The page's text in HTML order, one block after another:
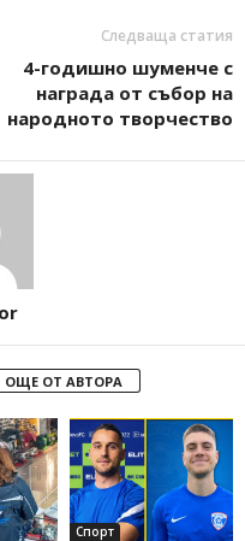
Следваща статия
4-годишно шуменче с
награда от събор на
народното творчество
ОЩЕ ОТ АВТОРА
Спорт